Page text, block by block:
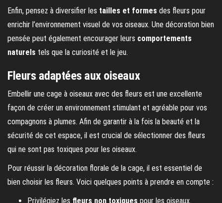
Enfin, pensez à diversifier les tailles et formes des fleurs pour
enrichir l’environnement visuel de vos oiseaux. Une décoration bien
pensée peut également encourager leurs comportements
naturels tels que la curiosité et le jeu.
Fleurs adaptées aux oiseaux
Embellir une cage à oiseaux avec des fleurs est une excellente
façon de créer un environnement stimulant et agréable pour vos
compagnons à plumes. Afin de garantir à la fois la beauté et la
sécurité de cet espace, il est crucial de sélectionner des fleurs
qui ne sont pas toxiques pour les oiseaux.
Pour réussir la décoration florale de la cage, il est essentiel de
bien choisir les fleurs. Voici quelques points à prendre en compte :
Privilégiez les fleurs non toxiques pour les oiseaux.